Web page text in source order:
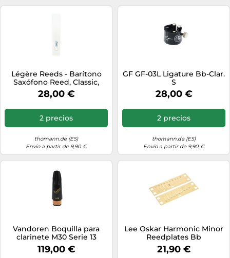
Légère Reeds - Barítono
Saxófono Reed, Classic,
Dureza 2.00 (BS2.00) -
Cañas Sintéticas Premium
para Viento-Madera
28,00 €
2 precios
thomann.de (ES)
Envío a partir de 9,90 €
GF GF-03L Ligature Bb-Clar.
S
28,00 €
2 precios
thomann.de (ES)
Envío a partir de 9,90 €
Vandoren Boquilla para
clarinete M30 Serie 13
CM4188 perfil 88 si bemol
119,00 €
Lee Oskar Harmonic Minor
Reedplates Bb
21,90 €